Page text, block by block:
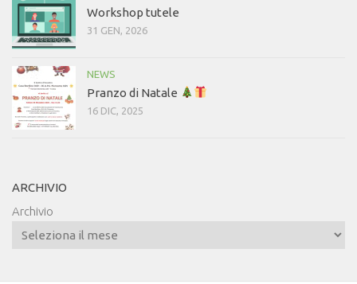
Workshop tutele
31 GEN, 2026
NEWS
Pranzo di Natale
16 DIC, 2025
ARCHIVIO
Archivio